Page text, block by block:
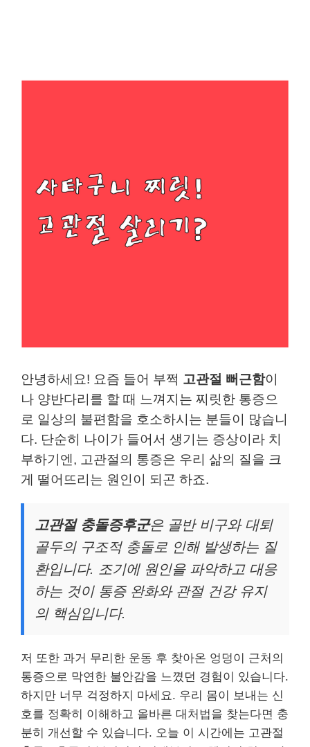
안녕하세요! 요즘 들어 부쩍 고관절 뻐근함이
나 양반다리를 할 때 느껴지는 찌릿한 통증으
로 일상의 불편함을 호소하시는 분들이 많습니
다. 단순히 나이가 들어서 생기는 증상이라 치
부하기엔, 고관절의 통증은 우리 삶의 질을 크
게 떨어뜨리는 원인이 되곤 하죠.
고관절 충돌증후군은 골반 비구와 대퇴
골두의 구조적 충돌로 인해 발생하는 질
환입니다. 조기에 원인을 파악하고 대응
하는 것이 통증 완화와 관절 건강 유지
의 핵심입니다.
저 또한 과거 무리한 운동 후 찾아온 엉덩이 근처의
통증으로 막연한 불안감을 느꼈던 경험이 있습니다.
하지만 너무 걱정하지 마세요. 우리 몸이 보내는 신
호를 정확히 이해하고 올바른 대처법을 찾는다면 충
분히 개선할 수 있습니다. 오늘 이 시간에는 고관절